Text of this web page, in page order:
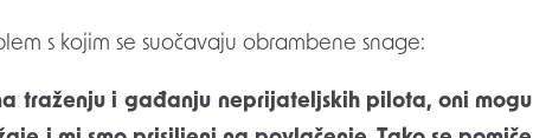
s kojim se suočavaju obrambene snage:
traženju i gađanju neprijateljskih pilota, oni mogu